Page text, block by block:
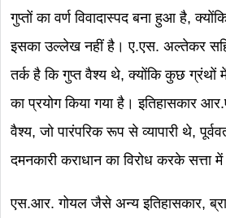
गुप्तों का वर्ण विवादास्पद बना हुआ है,
इसका उल्लेख नहीं है। ए.एस. अल्तेकर
तर्क है कि गुप्त वैश्य थे, क्योंकि कुछ ग्रंथों
का प्रयोग किया गया है। इतिहासकार
वैश्य, जो पारंपरिक रूप से व्यापारी थे,
दमनकारी कराधान का विरोध करके सत्ता
एस.आर. गोयल जैसे अन्य इतिहासकार,